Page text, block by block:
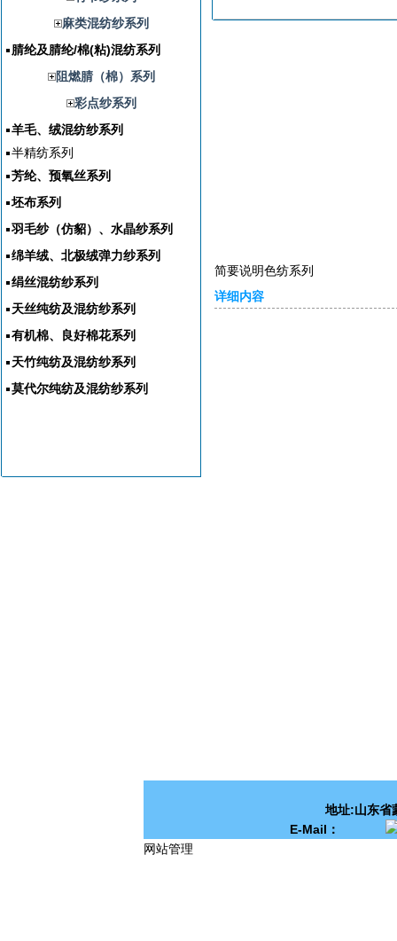
麻类混纺纱系列
腈纶及腈纶/棉(粘)混纺系列
阻燃腈（棉）系列
彩点纱系列
羊毛、绒混纺纱系列
半精纺系列
芳纶、预氧丝系列
坯布系列
羽毛纱（仿貂）、水晶纱系列
绵羊绒、北极绒弹力纱系列
绢丝混纺纱系列
天丝纯纺及混纺纱系列
有机棉、良好棉花系列
天竹纯纺及混纺纱系列
莫代尔纯纺及混纺纱系列
简要说明色纺系列
详细内容
地址:山东
E-Mail：
网站管理